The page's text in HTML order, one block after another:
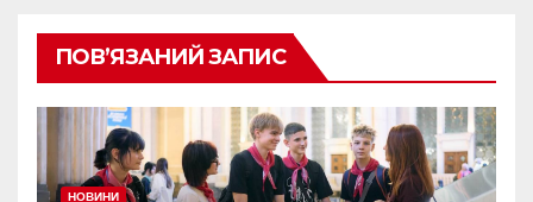
ПОВ’ЯЗАНИЙ ЗАПИС
НОВИНИ